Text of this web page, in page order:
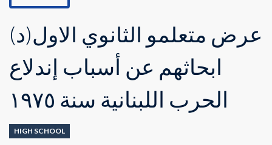
عرض متعلمو الثانوي الأول(د)
ابحاثهم عن أسباب إندلاع
الحرب اللبنانية سنة ١٩٧٥
HIGH SCHOOL